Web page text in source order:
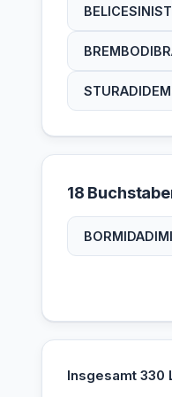
18
Insgesamt 330